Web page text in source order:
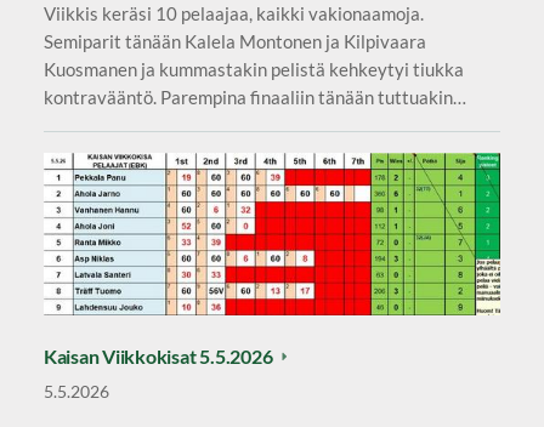
Viikkis keräsi 10 pelaajaa, kaikki vakionaamoja.
Semiparit tänään Kalela Montonen ja Kilpivaara
Kuosmanen ja kummastakin pelistä kehkeytyi tiukka
kontravääntö. Parempina finaaliin tänään tuttuakin…
Kaisan Viikkokisat 5.5.2026
5.5.2026